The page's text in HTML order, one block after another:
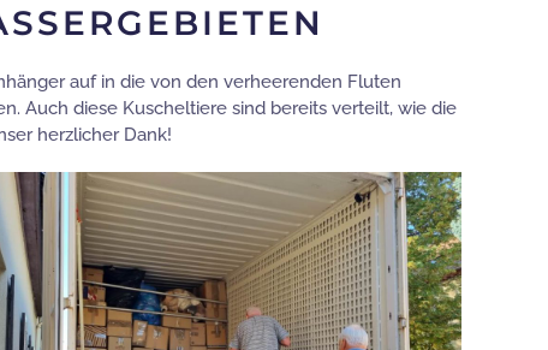
auf in die von den verheerenden Fluten
Auch diese Kuscheltiere sind bereits verteilt, wie die
herzlicher Dank!